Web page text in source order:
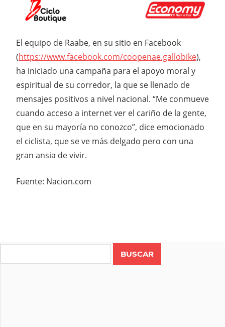
El equipo de Raabe, en su sitio en Facebook
(https://www.facebook.com/coopenae.gallobike),
ha iniciado una campaña para el apoyo moral y
espiritual de su corredor, la que se llenado de
mensajes positivos a nivel nacional. “Me conmueve
cuando acceso a internet ver el cariño de la gente,
que en su mayoría no conozco”, dice emocionado
el ciclista, que se ve más delgado pero con una
gran ansia de vivir.
Fuente: Nacion.com